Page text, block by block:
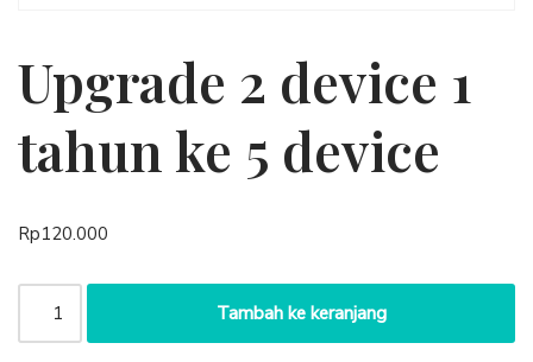
Upgrade 2 device 1
tahun ke 5 device
Rp120.000
Tambah ke keranjang